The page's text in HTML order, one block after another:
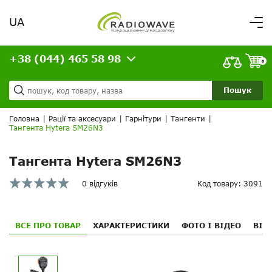
Вітаємо,
увійдіть в особистий кабінет
Доставка та оплата
Кредит
Статті
ВАШЕ ЗАМОВЛЕННЯ
UA
Пошук
+38 (044) 465 58 98 0
Головна Рації та аксесуари Гарнітури Тангенти
Тангента Hytera SM26N3
Тангента Hytera SM26N3
0 відгуків Код товару: 3091
ВСЕ ПРО ТОВАР ХАРАКТЕРИСТИКИ ФОТО І ВІДЕО